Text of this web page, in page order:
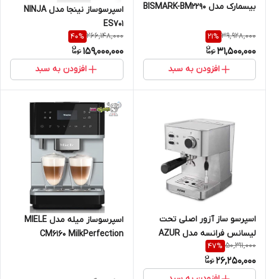
بیسمارک مدل BISMARK-BM2290
39,928,000
21%
31,500,000
افزودن به سبد
اسپرسوساز نینجا مدل NINJA
ES701
266,148,000
40%
159,000,000
افزودن به سبد
اسپرسو ساز آزور اصلی تحت
لیسانس فرانسه مدل AZUR
AZ-629EM
50,311,000
47%
26,250,000
اسپرسوساز میله مدل MIELE
CM6160 MilkPerfection